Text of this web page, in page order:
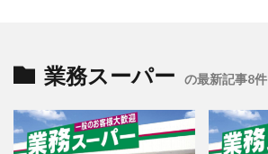
業務スーパー の最新記事8件